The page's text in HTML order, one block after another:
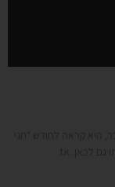
היא קראה לחודש "חגי
לכאן. אז